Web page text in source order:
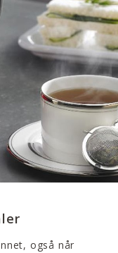
også når